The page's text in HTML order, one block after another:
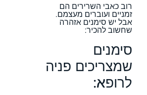
רוב כאבי השרירים הם
זמניים ועוברים מעצמם.
אבל יש סימנים אזהרה
שחשוב להכיר:
סימנים
שמצריכים פניה
לרופא: